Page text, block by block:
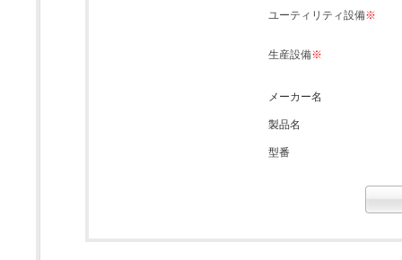
ユーティリティ設備※
生産設備※
メーカー名
製品名
型番